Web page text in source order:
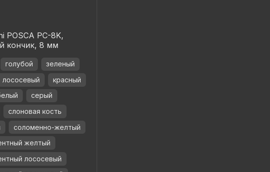
POSCA PC-8K,
кончик, 8 мм
голубой
зеленый
лососевый
красный
серый
слоновая кость
соломенно-желтый
желтый
лососевый